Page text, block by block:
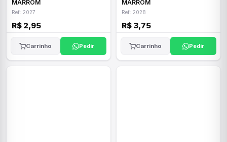
MARROM
Ref: 2027
R$ 2,95
Carrinho Pedir
MARROM
Ref: 2028
R$ 3,75
Carrinho Pedir